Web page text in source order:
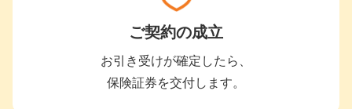
ご契約の成立
お引き受けが確定したら、
保険証券を交付します。